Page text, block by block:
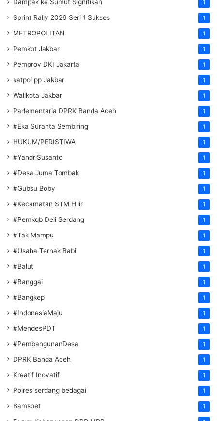
Dampak ke Sumut Signifikan 1
Sprint Rally 2026 Seri 1 Sukses 1
METROPOLITAN 1
Pemkot Jakbar 1
Pemprov DKI Jakarta 1
satpol pp Jakbar 1
Walikota Jakbar 1
Parlementaria DPRK Banda Aceh 1
#Eka Suranta Sembiring 1
HUKUM/PERISTIWA 1
#YandriSusanto 1
#Desa Juma Tombak 1
#Gubsu Boby 1
#Kecamatan STM Hilir 1
#Pemkqb Deli Serdang 1
#Tak Mampu 1
#Usaha Ternak Babi 1
#Balut 1
#Banggai 1
#Bangkep 1
#IndonesiaMaju 1
#MendesPDT 1
#PembangunanDesa 1
DPRK Banda Aceh 1
Kreatif Inovatif 1
Polres serdang bedagai 1
Bamsoet 1